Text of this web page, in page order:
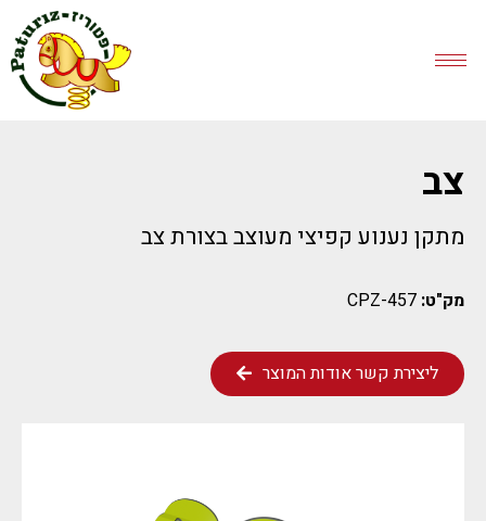
צב
מתקן נענוע קפיצי מעוצב בצורת צב
מק"ט: CPZ-457
ליצירת קשר אודות המוצר